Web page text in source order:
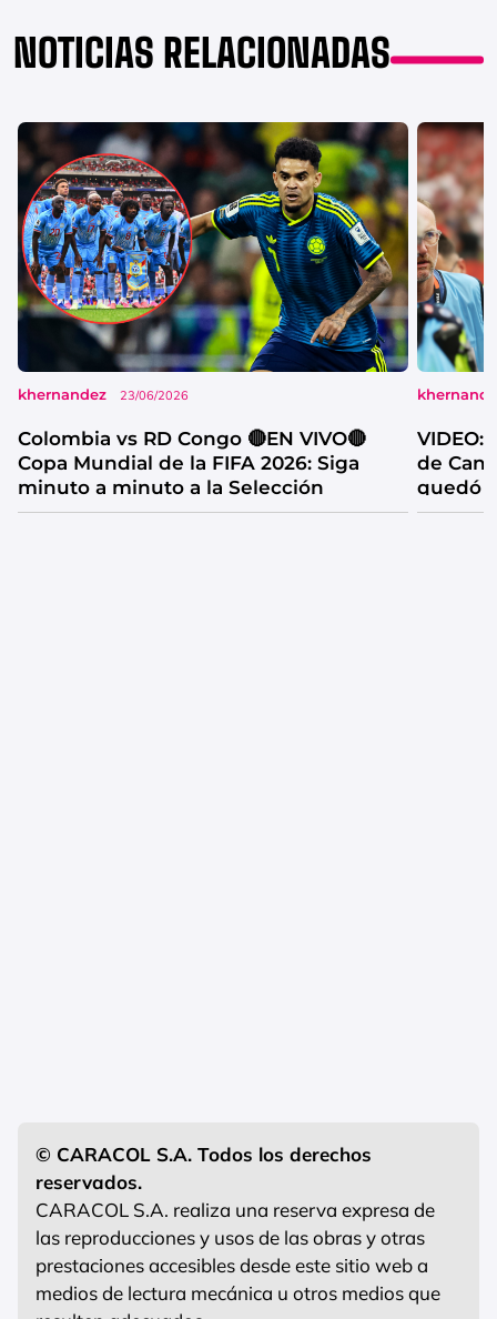
NOTICIAS RELACIONADAS
khernandez 23/06/2026
Colombia vs RD Congo 🔴EN VIVO🔴
Copa Mundial de la FIFA 2026: Siga
minuto a minuto a la Selección
VIDEO:
de
quedó
© CARACOL S.A. Todos los derechos
reservados.
CARACOL S.A. realiza una reserva expresa de
las reproducciones y usos de las obras y otras
prestaciones accesibles desde este sitio web a
medios de lectura mecánica u otros medios que